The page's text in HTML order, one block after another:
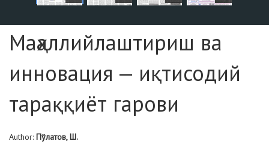
Page №1
Маҳаллийлаштириш ва
инновация — иқтисодий
тараққиёт гарови
Author: Пўлатов, Ш.